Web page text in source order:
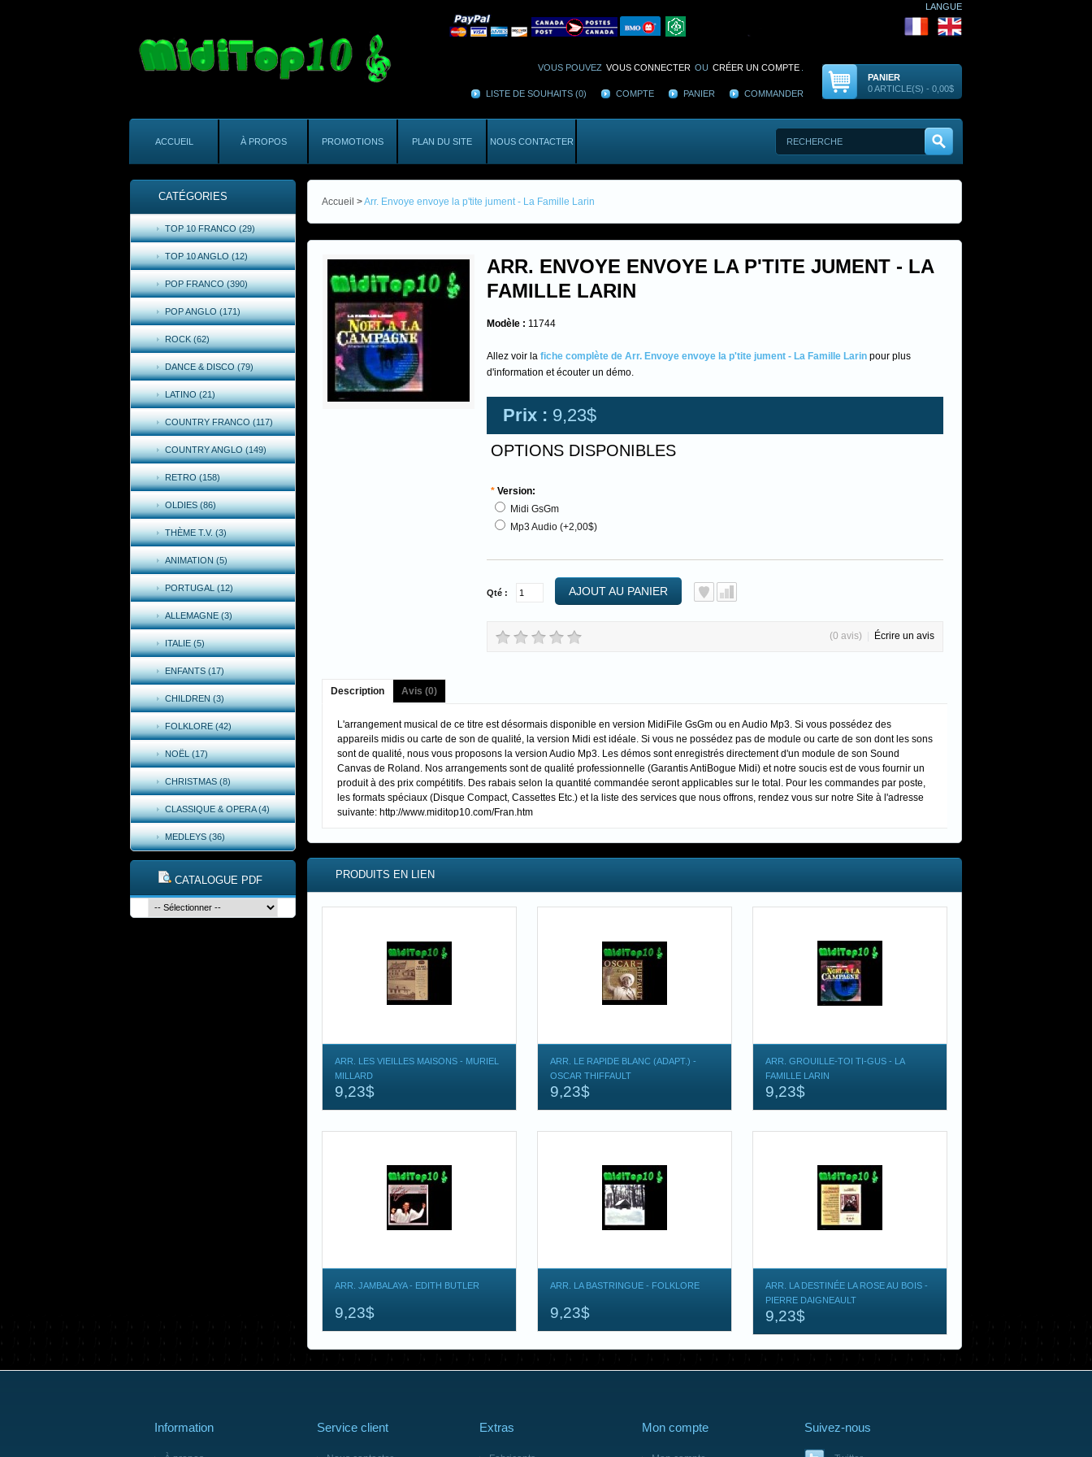
LANGUE
PANIER
0 ARTICLE(S) - 0,00$
VOUS POUVEZ VOUS CONNECTER OU CRÉER UN COMPTE
LISTE DE SOUHAITS (0) COMPTE PANIER COMMANDER
ACCUEIL À PROPOS PROMOTIONS PLAN DU SITE NOUS CONTACTER
CATÉGORIES
TOP 10 FRANCO (29)
TOP 10 ANGLO (12)
POP FRANCO (390)
POP ANGLO (171)
ROCK (62)
DANCE & DISCO (79)
LATINO (21)
COUNTRY FRANCO (117)
COUNTRY ANGLO (149)
RETRO (158)
OLDIES (86)
THÈME T.V. (3)
ANIMATION (5)
PORTUGAL (12)
ALLEMAGNE (3)
ITALIE (5)
ENFANTS (17)
CHILDREN (3)
FOLKLORE (42)
NOËL (17)
CHRISTMAS (8)
CLASSIQUE & OPERA (4)
MEDLEYS (36)
CATALOGUE PDF
Accueil >Arr. Envoye envoye la p'tite jument - La Famille Larin
ARR. ENVOYE ENVOYE LA P'TITE JUMENT - LA
FAMILLE LARIN
Modèle : 11744
Allez voir la fiche complète de Arr. Envoye envoye la p'tite jument - La Famille Larin pour plus
d'information et écouter un démo.
Prix : 9,23$
OPTIONS DISPONIBLES
* Version:
Midi GsGm
Mp3 Audio (+2,00$)
Qté : AJOUT AU PANIER
(0 avis) Écrire un avis
Description Avis (0)
L'arrangement musical de ce titre est désormais disponible en version MidiFile GsGm ou en Audio Mp3. Si vous possédez des
appareils midis ou carte de son de qualité, la version Midi est idéale. Si vous ne possédez pas de module ou carte de son dont les sons
sont de qualité, nous vous proposons la version Audio Mp3. Les démos sont enregistrés directement d'un module de son Sound
Canvas de Roland. Nos arrangements sont de qualité professionnelle (Garantis AntiBogue Midi) et notre soucis est de vous fournir un
produit à des prix compétitifs. Des rabais selon la quantité commandée seront applicables sur le total. Pour les commandes par poste,
les formats spéciaux (Disque Compact, Cassettes Etc.) et la liste des services que nous offrons, rendez vous sur notre Site à l'adresse
suivante: http://www.miditop10.com/Fran.htm
PRODUITS EN LIEN
ARR. LES VIEILLES MAISONS - MURIEL
MILLARD
9,23$
ARR. LE RAPIDE BLANC (ADAPT.) -
OSCAR THIFFAULT
9,23$
ARR. GROUILLE-TOI TI-GUS - LA
FAMILLE LARIN
9,23$
ARR. JAMBALAYA - EDITH BUTLER
9,23$
ARR. LA BASTRINGUE - FOLKLORE
9,23$
ARR. LA DESTINÉE LA ROSE AU BOIS -
PIERRE DAIGNEAULT
9,23$
Information Service client Extras Mon compte Suivez-nous